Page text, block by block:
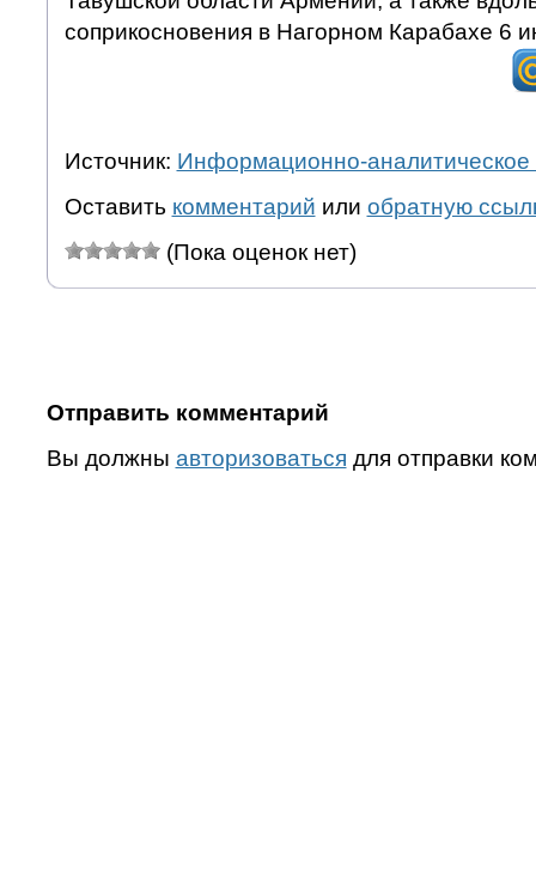
соприкосновения в Нагорном Карабахе 6
Источник: Информационно-аналитическое
Оставить комментарий или обратную
(Пока оценок нет)
Отправить комментарий
Вы должны авторизоваться для отправки